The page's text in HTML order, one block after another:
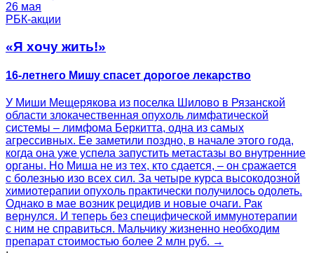
26 мая
РБК-акции
«Я хочу жить!»
16-летнего Мишу спасет дорогое лекарство
У Миши Мещерякова из поселка Шилово в Рязанской
области злокачественная опухоль лимфатической
системы – лимфома Беркитта, одна из самых
агрессивных. Ее заметили поздно, в начале этого года,
когда она уже успела запустить метастазы во внутренние
органы. Но Миша не из тех, кто сдается, – он сражается
с болезнью изо всех сил. За четыре курса высокодозной
химиотерапии опухоль практически получилось одолеть.
Однако в мае возник рецидив и новые очаги. Рак
вернулся. И теперь без специфической иммунотерапии
с ним не справиться. Мальчику жизненно необходим
препарат стоимостью более 2 млн руб. →